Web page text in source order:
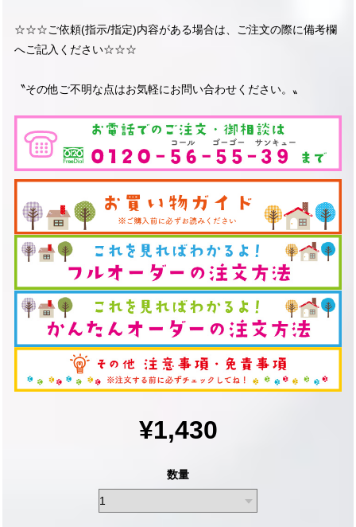
☆☆☆ご依頼(指示/指定)内容がある場合は、ご注文の際に備考欄
へご記入ください☆☆☆
〝その他ご不明な点はお気軽にお問い合わせください。〟
¥1,430
数量